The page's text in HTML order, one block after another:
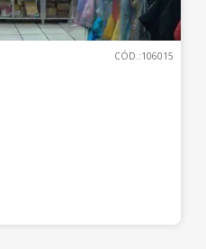
CÓD.:106015